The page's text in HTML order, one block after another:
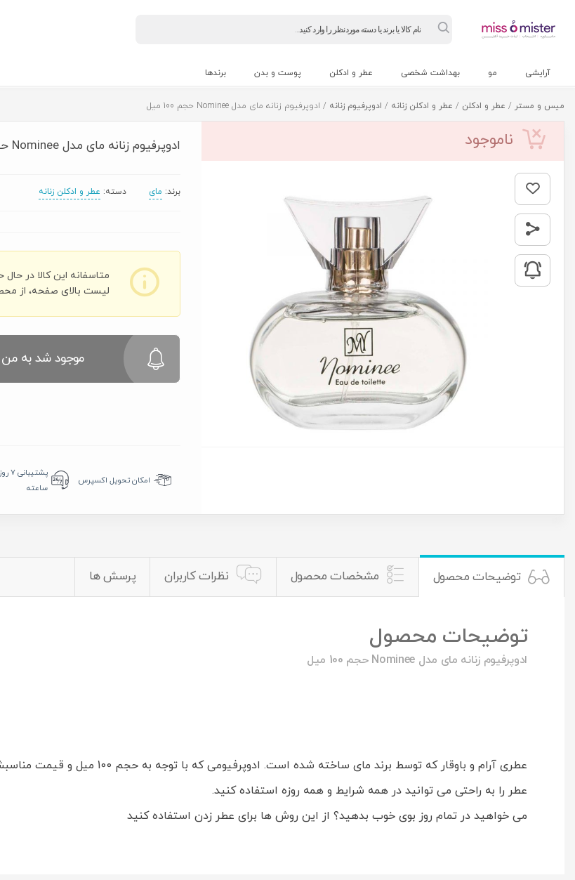
Products
search
آرایشی مو بهداشت شخصی عطر و ادکلن پوست و بدن برندها
میس و مستر / عطر و ادکلن / عطر و ادکلن زنانه / ادوپرفیوم زنانه / ادوپرفیوم زنانه مای مدل Nominee حجم 100 میل
ادوپرفیوم زنانه مای مدل Nominee حجم 100 میل
برند: مای دسته: عطر و ادکلن زنانه
متاسفانه این کالا در
لیست بالای صفحه، از
موجود شد به من
امکان تحویل اکسپرس
ساعته
ناموجود
توضیحات محصول مشخصات محصول نظرات کاربران پرسش ها
توضیحات محصول
ادوپرفیوم زنانه مای مدل Nominee حجم 100 میل
عطری آرام و باوقار که توسط برند
عطر را به راحتی می توانید در همه شرایط و همه روزه استفاده کنید.
می خواهید در تمام روز بوی خوب بدهید؟ از این روش ها برای عطر زدن استفاده کنید